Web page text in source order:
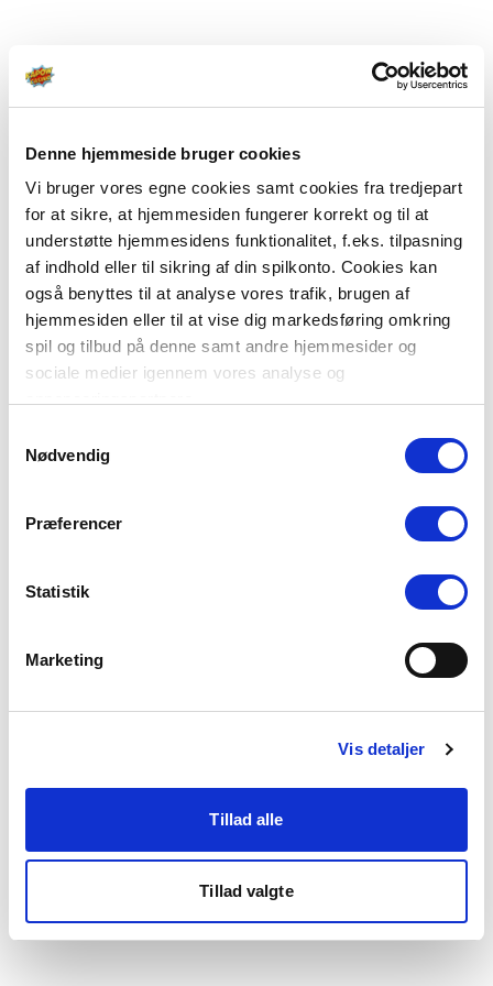
Denne hjemmeside bruger cookies
Vi bruger vores egne cookies samt cookies fra tredjepart
for at sikre, at hjemmesiden fungerer korrekt og til at
understøtte hjemmesidens funktionalitet, f.eks. tilpasning
af indhold eller til sikring af din spilkonto. Cookies kan
også benyttes til at analyse vores trafik, brugen af
hjemmesiden eller til at vise dig markedsføring omkring
spil og tilbud på denne samt andre hjemmesider og
sociale medier igennem vores analyse og
Du kan læse mere om vores brug af cookies under
"Detaljer" eller ved at klikke videre til vores Cookiepolitik,
Nødvendig
Præferencer
Statistik
Marketing
Vis detaljer
Tillad alle
Tillad valgte